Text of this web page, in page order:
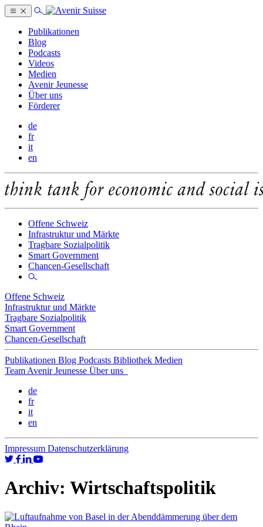
Publikationen
Blog
Podcasts
Videos
Medien
Avenir Jeunesse
Über uns
Förderer
de
fr
it
en
Offene Schweiz
Infrastruktur und Märkte
Tragbare Sozialpolitik
Smart Government
Chancen-Gesellschaft
Offene Schweiz
Infrastruktur und Märkte
Tragbare Sozialpolitik
Smart Government
Chancen-Gesellschaft
Publikationen Blog Podcasts Bibliothek Medien
Team Avenir Jeunesse Über uns
de
fr
it
en
Impressum Datenschutzerklärung
Archiv: Wirtschaftspolitik